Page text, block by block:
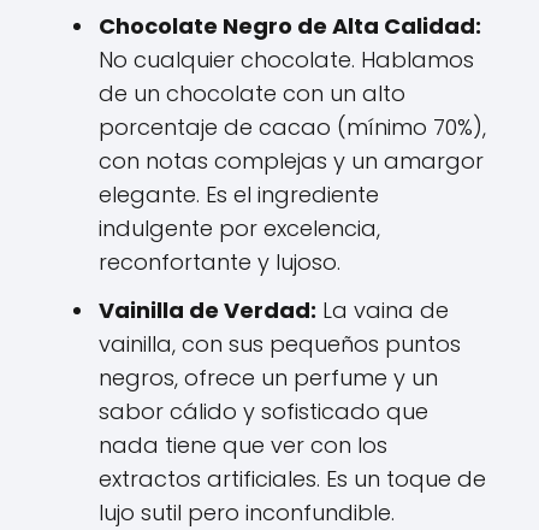
Chocolate Negro de Alta Calidad:
No cualquier chocolate. Hablamos
de un chocolate con un alto
porcentaje de cacao (mínimo 70%),
con notas complejas y un amargor
elegante. Es el ingrediente
indulgente por excelencia,
reconfortante y lujoso.
Vainilla de Verdad: La vaina de
vainilla, con sus pequeños puntos
negros, ofrece un perfume y un
sabor cálido y sofisticado que
nada tiene que ver con los
extractos artificiales. Es un toque de
lujo sutil pero inconfundible.